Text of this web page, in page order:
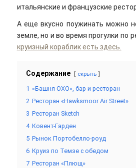
итальянские и французские
А еще вкусно поужинать можно
земле, но и во время прогулки по
круизный кораблик есть здесь.
Содержание скрыть
1 «Башня OXO», бар и ресторан
2 Ресторан «Hawksmoor Air Street»
3 Ресторан Sketch
4 Ковент-Гарден
5 Рынок Портобелло-роуд
6 Круиз по Темзе с обедом
7 Ресторан «Плющ»